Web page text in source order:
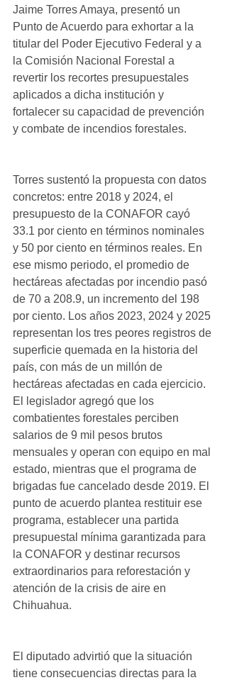
Jaime Torres Amaya, presentó un
Punto de Acuerdo para exhortar a la
titular del Poder Ejecutivo Federal y a
la Comisión Nacional Forestal a
revertir los recortes presupuestales
aplicados a dicha institución y
fortalecer su capacidad de prevención
y combate de incendios forestales.
Torres sustentó la propuesta con datos
concretos: entre 2018 y 2024, el
presupuesto de la CONAFOR cayó
33.1 por ciento en términos nominales
y 50 por ciento en términos reales. En
ese mismo periodo, el promedio de
hectáreas afectadas por incendio pasó
de 70 a 208.9, un incremento del 198
por ciento. Los años 2023, 2024 y 2025
representan los tres peores registros de
superficie quemada en la historia del
país, con más de un millón de
hectáreas afectadas en cada ejercicio.
El legislador agregó que los
combatientes forestales perciben
salarios de 9 mil pesos brutos
mensuales y operan con equipo en mal
estado, mientras que el programa de
brigadas fue cancelado desde 2019. El
punto de acuerdo plantea restituir ese
programa, establecer una partida
presupuestal mínima garantizada para
la CONAFOR y destinar recursos
extraordinarios para reforestación y
atención de la crisis de aire en
Chihuahua.
El diputado advirtió que la situación
tiene consecuencias directas para la